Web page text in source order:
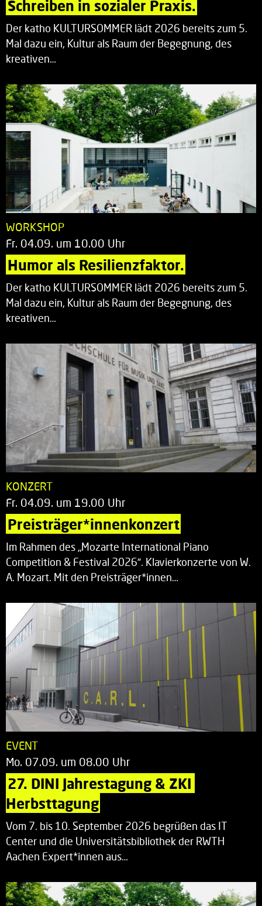
Schreiben in sozialer Praxis.
Der katho KULTURSOMMER lädt 2026 bereits zum 5.
Mal dazu ein, Kultur als Raum der Begegnung, des
kreativen…
WORKSHOP
Fr. 04.09. um 10.00 Uhr
Humor als Resilienzfaktor.
Der katho KULTURSOMMER lädt 2026 bereits zum 5.
Mal dazu ein, Kultur als Raum der Begegnung, des
kreativen…
KONZERT
Fr. 04.09. um 19.00 Uhr
Preisträger*innenkonzert
Im Rahmen des „Mozarte International Piano
Competition & Festival 2026“. Klavierkonzerte von W.
A. Mozart. Mit den Preisträger*innen…
EVENT
Mo. 07.09. um 08.00 Uhr
27. DINI Jahrestagung & ZKI
Herbsttagung
Vom 7. bis 10. September 2026 begrüßen das IT
Center und die Universitätsbibliothek der RWTH
Aachen Expert*innen aus…